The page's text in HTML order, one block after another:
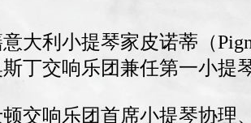
大利小提琴家皮诺蒂（
丁交响乐团兼任第一小提
交响乐团首席小提琴协理